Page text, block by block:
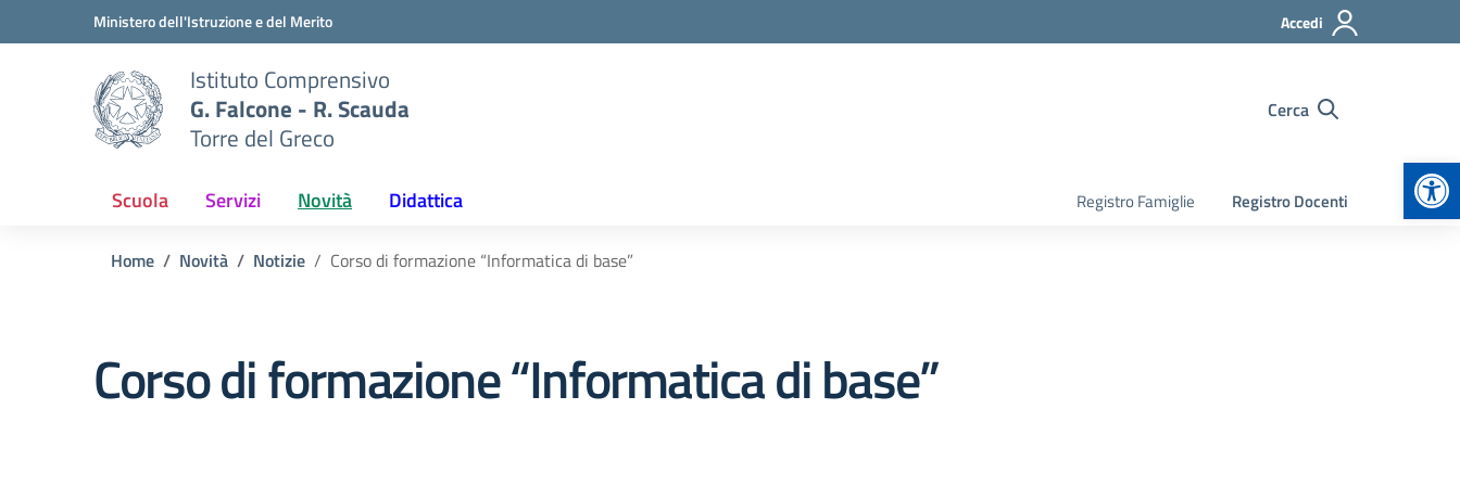
Vai ai contenuti
Vai al menu di navigazioneMinistero dell'Istruzione e del Merito Accedi
Istituto Comprensivo
G. Falcone - R. Scauda
Torre del Greco
Cerca
Scuola Servizi Novità Didattica Registro Famiglie Registro Docenti
Home Novità Notizie Corso di formazione “Informatica di base”
Corso di formazione “Informatica di base”